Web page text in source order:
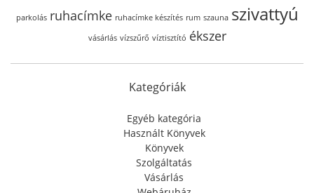
parkolás ruhacímke ruhacímke készítés rum szauna szivattyú
vásárlás vízszűrő víztisztító ékszer
Kategóriák
Egyéb kategória
Használt Könyvek
Könyvek
Szolgáltatás
Vásárlás